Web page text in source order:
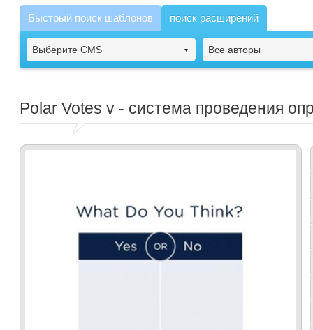
Быстрый поиск шаблонов поиск расширений
Выберите CMS Все авторы
Polar Votes v - система проведения